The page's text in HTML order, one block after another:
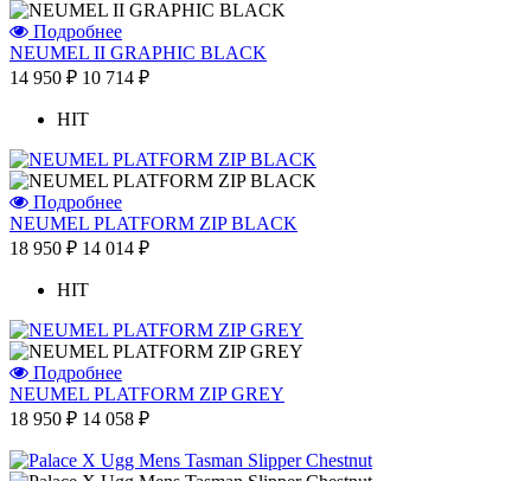
Подробнее
NEUMEL II GRAPHIC BLACK
14 950 ₽ 10 714 ₽
HIT
Подробнее
NEUMEL PLATFORM ZIP BLACK
18 950 ₽ 14 014 ₽
HIT
Подробнее
NEUMEL PLATFORM ZIP GREY
18 950 ₽ 14 058 ₽